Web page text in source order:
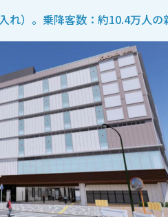
れ）。乗降客数：約10.4万人